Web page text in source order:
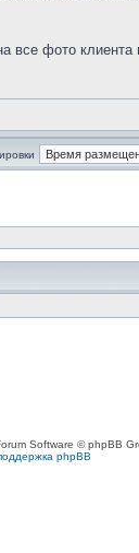
фото клиента
Software © phpBB
phpBB